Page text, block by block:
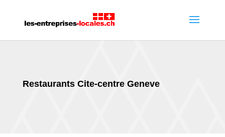
Restaurants Cite-centre Geneve